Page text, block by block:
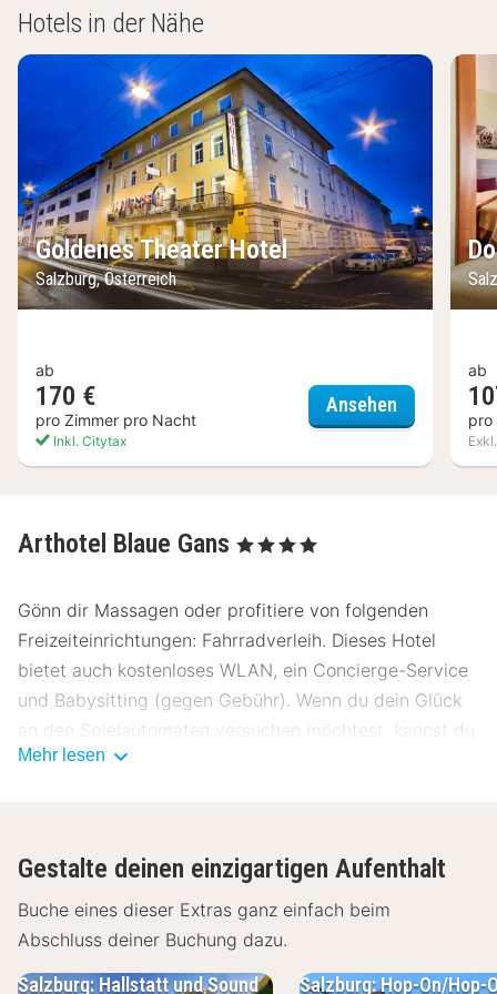
Hotels in der Nähe
Goldenes Theater Hotel
Salzburg, Österreich
ab
170 €
pro Zimmer pro Nacht
Inkl. Citytax
Ansehen Goldenes
ab
pro
Arthotel Blaue Gans , 4 Sterne
Gönn dir Massagen oder profitiere von folgenden
Freizeiteinrichtungen: Fahrradverleih. Dieses Hotel
bietet auch kostenloses WLAN, ein Concierge-Service
und Babysitting (gegen Gebühr). Wenn du dein Glück
an den Spielautomaten versuchen möchtest, kannst du
kostenfrei den Shuttle zum Casino nehmen.
gemütlich auf deinem Zimmer und nutz den
Zimmerservice (bitte Zeiten beachten). Lass deinen
Tag bei einem Drink an der Bar/Lounge ausklingen.
Gegen Gebühr wird täglich von 07:00 Uhr bis
10:00 Uhr ein Frühstücksbuffet angeboten.
Mehr lesen
Gestalte deinen einzigartigen Aufenthalt
Buche eines dieser Extras ganz einfach beim
Abschluss deiner Buchung dazu.
Salzburg: Hallstatt und Sound
Salzburg: Hop-On/Hop-